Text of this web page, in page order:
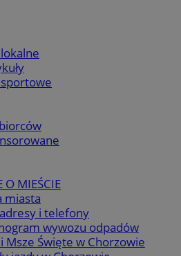
O MIEŚCIE
miasta
i telefony
wywozu odpadów
Msze Święte w Chorzowie